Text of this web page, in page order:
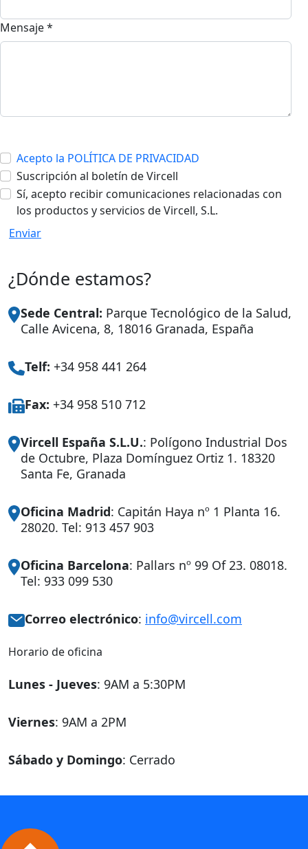
Mensaje *
Acepto la POLÍTICA DE PRIVACIDAD
Suscripción al boletín de Vircell
Sí, acepto recibir comunicaciones relacionadas con
los productos y servicios de Vircell, S.L.
Enviar
¿Dónde estamos?
Sede Central: Parque Tecnológico de la Salud,
Calle Avicena, 8, 18016 Granada, España
Telf: +34 958 441 264
Fax: +34 958 510 712
Vircell España S.L.U.: Polígono Industrial Dos
de Octubre, Plaza Domínguez Ortiz 1. 18320
Santa Fe, Granada
Oficina Madrid: Capitán Haya nº 1 Planta 16.
28020. Tel: 913 457 903
Oficina Barcelona: Pallars nº 99 Of 23. 08018.
Tel: 933 099 530
Correo electrónico: info@vircell.com
Horario de oficina
Lunes - Jueves: 9AM a 5:30PM
Viernes: 9AM a 2PM
Sábado y Domingo: Cerrado